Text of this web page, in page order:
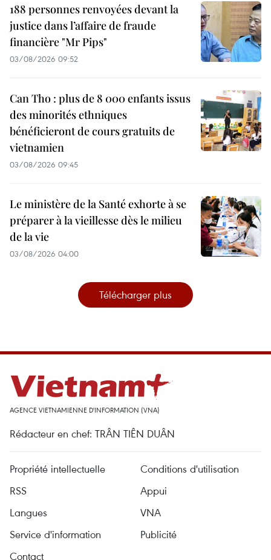
188 personnes renvoyées devant la
justice dans l’affaire de fraude
financière "Mr Pips"
03/08/2026 09:52
Can Tho : plus de 8 000 enfants issus
des minorités ethniques
bénéficieront de cours gratuits de
vietnamien
03/08/2026 09:45
Le ministère de la Santé exhorte à se
préparer à la vieillesse dès le milieu
de la vie
03/08/2026 04:00
Télécharger plus
AGENCE VIETNAMIENNE D'INFORMATION (VNA)
Rédacteur en chef: TRÂN TIÊN DUÂN
Propriété intellectuelle
Conditions d'utilisation
RSS
Appui
Langues
VNA
Service d'information
Publicité
Contact